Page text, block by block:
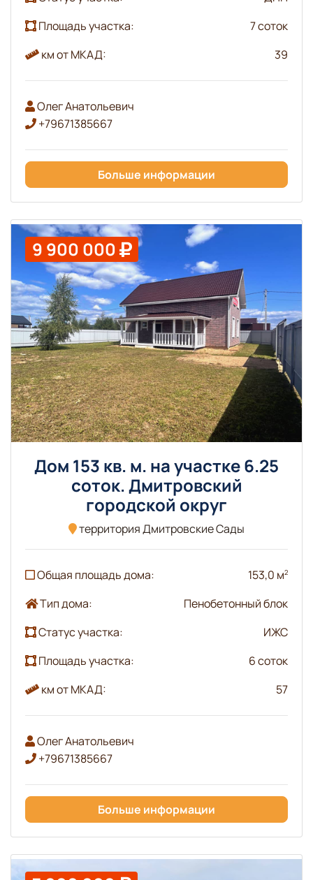
Площадь участка:
7 соток
км от МКАД:
39
Олег Анатольевич
+79671385667
Больше информации
9 900 000
Дом 153 кв. м. на участке 6.25
соток. Дмитровский
городской округ
территория Дмитровские Сады
Общая площадь дома: 153,0 м2
Тип дома:
Пенобетонный блок
Статус участка:
ИЖС
Площадь участка:
6 соток
км от МКАД:
57
Олег Анатольевич
+79671385667
Больше информации